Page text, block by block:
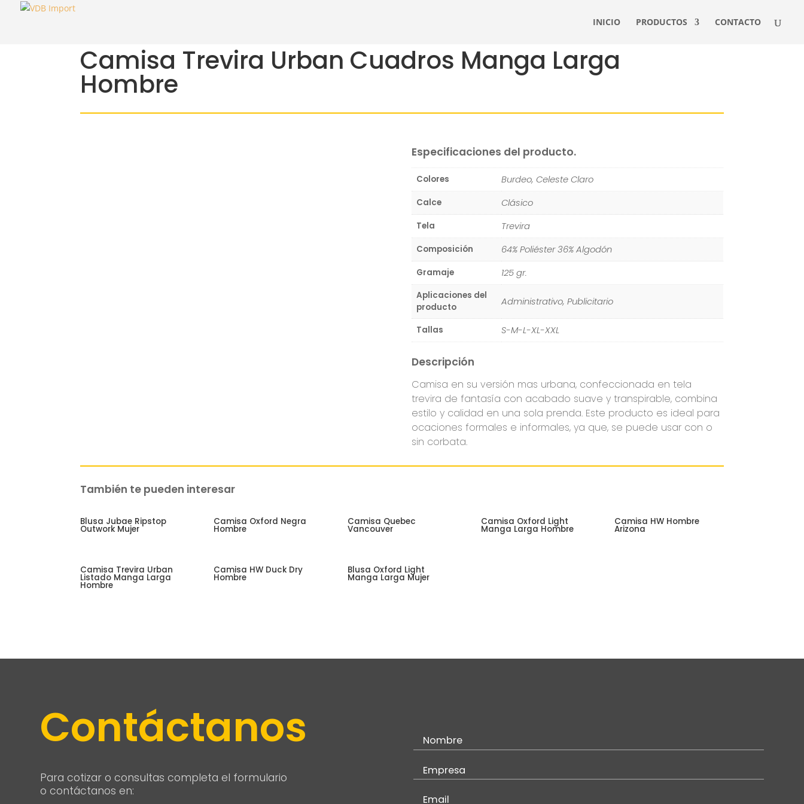
INICIO PRODUCTOS CONTACTO
Camisa Trevira Urban Cuadros Manga Larga
Hombre
Especificaciones del producto.
Colores Burdeo, Celeste Claro
Calce Clásico
Tela Trevira
Composición 64% Poliéster 36% Algodón
Gramaje 125 gr.
Aplicaciones del
producto
Administrativo, Publicitario
Tallas S-M-L-XL-XXL
Descripción
Camisa en su versión mas urbana, confeccionada en tela
trevira de fantasía con acabado suave y transpirable, combina
estilo y calidad en una sola prenda. Este producto es ideal para
ocaciones formales e informales, ya que, se puede usar con o
sin corbata.
También te pueden interesar
Related products
Blusa Jubae Ripstop
Outwork Mujer
Camisa Oxford Negra
Hombre
Camisa Quebec
Vancouver
Camisa Oxford Light
Manga Larga Hombre
Camisa HW Hombre
Arizona
Camisa Trevira Urban
Listado Manga Larga
Hombre
Camisa HW Duck Dry
Hombre
Blusa Oxford Light
Manga Larga Mujer
Contáctanos
Para cotizar o consultas completa el formulario
o contáctanos en: